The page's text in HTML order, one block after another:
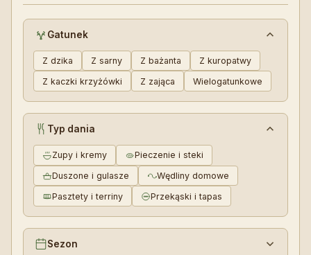
Gatunek
Z dzika Z sarny Z bażanta
Z kuropatwy
Z kaczki krzyżówki
Z zająca Wielogatunkowe
Typ dania
Zupy i kremy
Pieczenie i steki
Duszone i gulasze
Wędliny domowe
Pasztety i terriny
Przekąski i tapas
Sezon